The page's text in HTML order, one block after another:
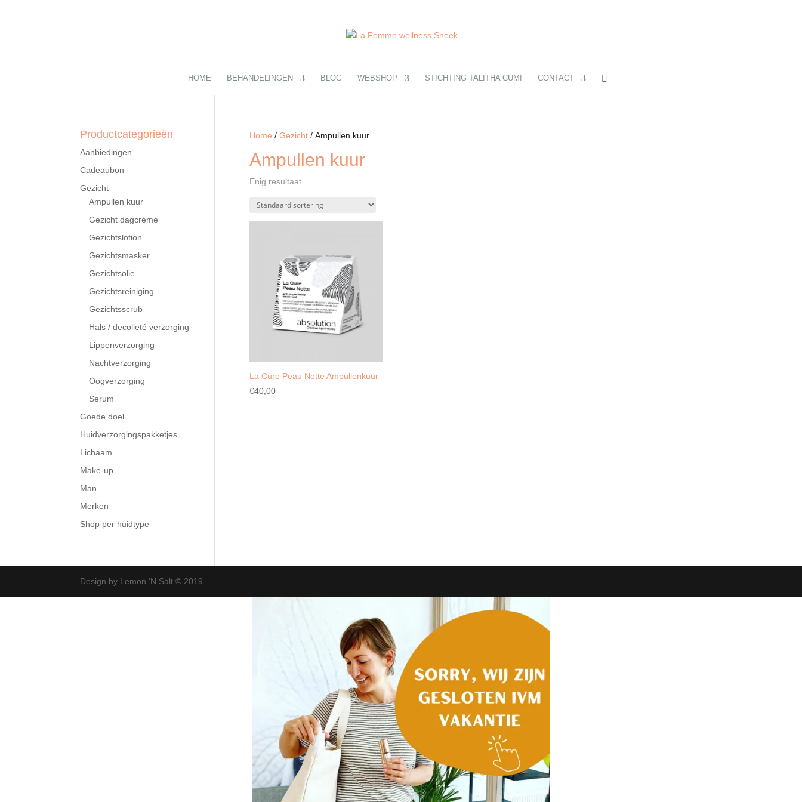
HOME BEHANDELINGEN BLOG WEBSHOP STICHTING TALITHA CUMI CONTACT
Home / Gezicht/ Ampullen kuur
Ampullen kuur
Enig resultaat
La Cure Peau Nette Ampullenkuur
€40,00
Productcategorieën
Aanbiedingen
Cadeaubon
Gezicht
Ampullen kuur
Gezicht dagcrème
Gezichtslotion
Gezichtsmasker
Gezichtsolie
Gezichtsreiniging
Gezichtsscrub
Hals / decolleté verzorging
Lippenverzorging
Nachtverzorging
Oogverzorging
Serum
Goede doel
Huidverzorgingspakketjes
Lichaam
Make-up
Man
Merken
Shop per huidtype
Design by Lemon 'N Salt © 2019